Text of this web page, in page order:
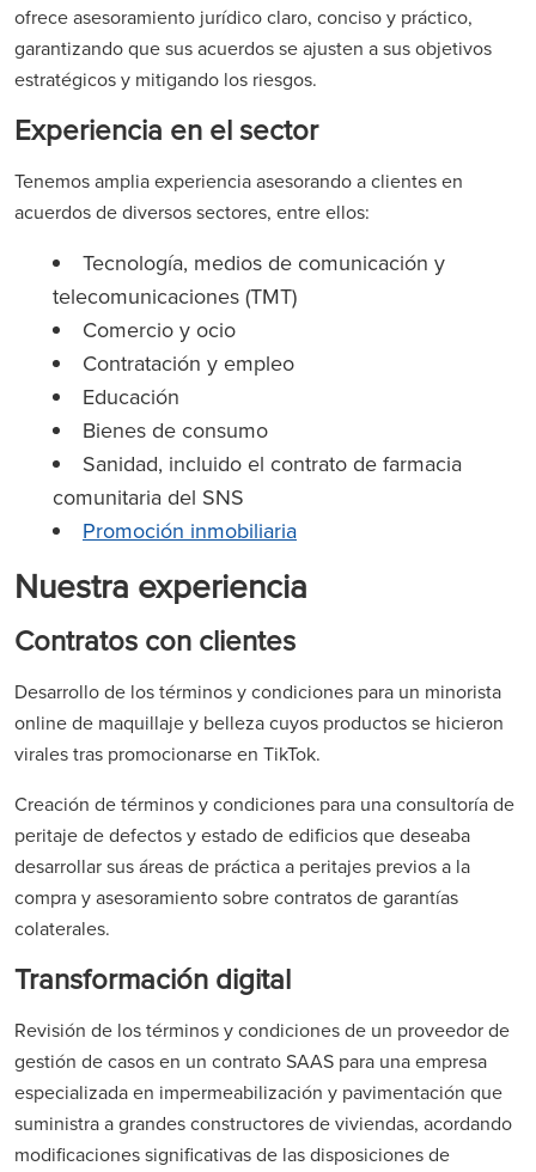
ofrece asesoramiento jurídico claro, conciso y práctico,
garantizando que sus acuerdos se ajusten a sus objetivos
estratégicos y mitigando los riesgos.
Experiencia en el sector
Tenemos amplia experiencia asesorando a clientes en
acuerdos de diversos sectores, entre ellos:
Tecnología, medios de comunicación y
telecomunicaciones (TMT)
Comercio y ocio
Contratación y empleo
Educación
Bienes de consumo
Sanidad, incluido el contrato de farmacia
comunitaria del SNS
Promoción inmobiliaria
Nuestra experiencia
Contratos con clientes
Desarrollo de los términos y condiciones para un minorista
online de maquillaje y belleza cuyos productos se hicieron
virales tras promocionarse en TikTok.
Creación de términos y condiciones para una consultoría de
peritaje de defectos y estado de edificios que deseaba
desarrollar sus áreas de práctica a peritajes previos a la
compra y asesoramiento sobre contratos de garantías
colaterales.
Transformación digital
Revisión de los términos y condiciones de un proveedor de
gestión de casos en un contrato SAAS para una empresa
especializada en impermeabilización y pavimentación que
suministra a grandes constructores de viviendas, acordando
modificaciones significativas de las disposiciones de